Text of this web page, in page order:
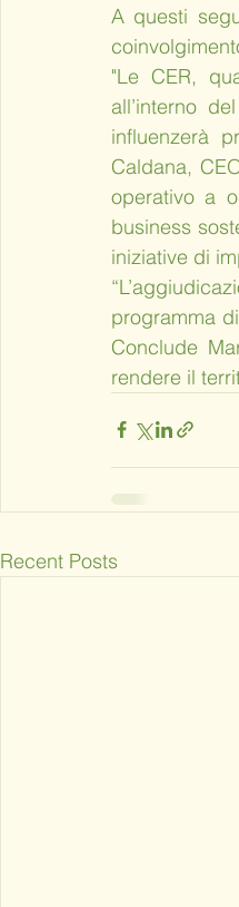
A questi
"Le CER,
all’interno
influenzerà
Caldana,
operativo a
business
iniziative di
programma
Conclude
rendere il
Recent Posts